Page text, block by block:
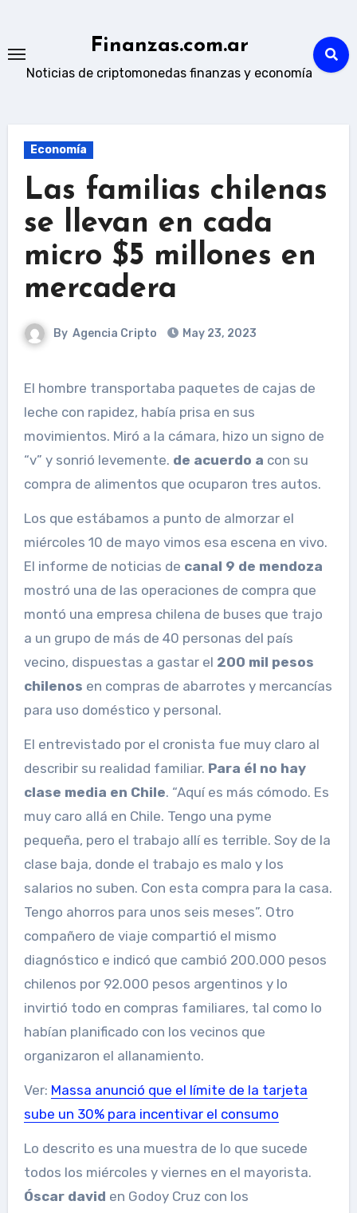
content
Finanzas.com.ar
Noticias de criptomonedas finanzas y economía
Economía
Las familias chilenas
se llevan en cada
micro $5 millones en
mercadera
By Agencia Cripto May 23, 2023
El hombre transportaba paquetes de cajas de
leche con rapidez, había prisa en sus
movimientos. Miró a la cámara, hizo un signo de
“v” y sonrió levemente. de acuerdo a con su
compra de alimentos que ocuparon tres autos.
Los que estábamos a punto de almorzar el
miércoles 10 de mayo vimos esa escena en vivo.
El informe de noticias de canal 9 de mendoza
mostró una de las operaciones de compra que
montó una empresa chilena de buses que trajo
a un grupo de más de 40 personas del país
vecino, dispuestas a gastar el 200 mil pesos
chilenos en compras de abarrotes y mercancías
para uso doméstico y personal.
El entrevistado por el cronista fue muy claro al
describir su realidad familiar. Para él no hay
clase media en Chile. “Aquí es más cómodo. Es
muy caro allá en Chile. Tengo una pyme
pequeña, pero el trabajo allí es terrible. Soy de la
clase baja, donde el trabajo es malo y los
salarios no suben. Con esta compra para la casa.
Tengo ahorros para unos seis meses”. Otro
compañero de viaje compartió el mismo
diagnóstico e indicó que cambió 200.000 pesos
chilenos por 92.000 pesos argentinos y lo
invirtió todo en compras familiares, tal como lo
habían planificado con los vecinos que
organizaron el allanamiento.
Ver: Massa anunció que el límite de la tarjeta
sube un 30% para incentivar el consumo
Lo descrito es una muestra de lo que sucede
todos los miércoles y viernes en el mayorista.
Óscar david en Godoy Cruz con los